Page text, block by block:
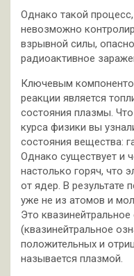
Однако такой
невозможно
взрывной силы,
радиоактивное
Ключевым
реакции является
состояния плазмы.
курса физики вы
состояния вещества:
Однако существует и
настолько горяч, что
от ядер. В результате
уже не из атомов и
Это
(квазинейтральное
положительных и
называется плазмой.